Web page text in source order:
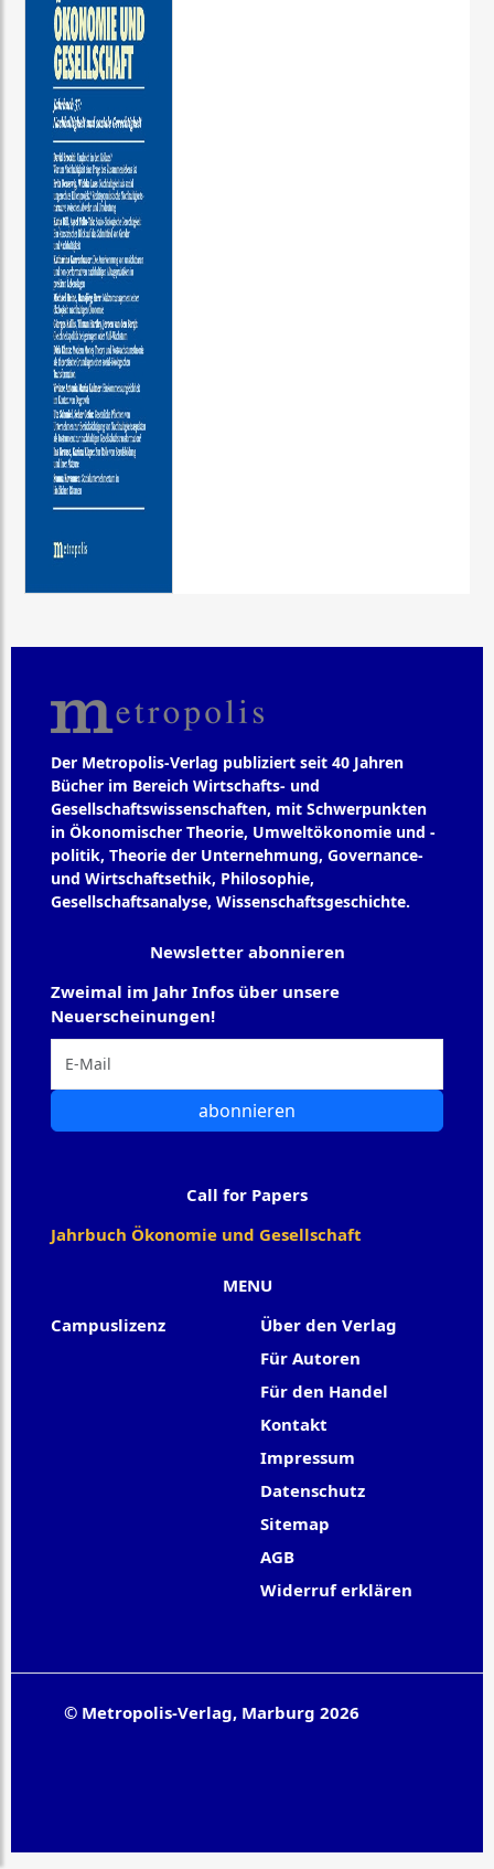
Der Metropolis-Verlag publiziert seit 40 Jahren
Bücher im Bereich Wirtschafts- und
Gesellschaftswissenschaften, mit Schwerpunkten
in Ökonomischer Theorie, Umweltökonomie und -
politik, Theorie der Unternehmung, Governance-
und Wirtschaftsethik, Philosophie,
Gesellschaftsanalyse, Wissenschaftsgeschichte.
MENU
Campuslizenz
Über den Verlag
Für Autoren
Für den Handel
Kontakt
Impressum
Datenschutz
Sitemap
AGB
Widerruf erklären
Newsletter abonnieren
Zweimal im Jahr Infos über unsere
Neuerscheinungen!
abonnieren
Call for Papers
Jahrbuch Ökonomie und Gesellschaft
© Metropolis-Verlag, Marburg 2026